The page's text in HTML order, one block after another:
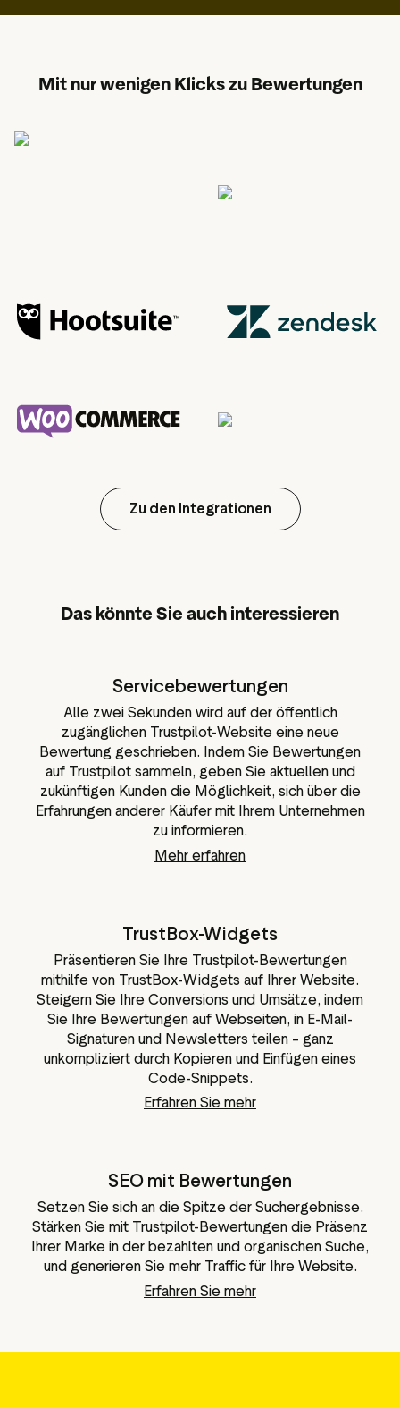
Mit nur wenigen Klicks zu Bewertungen
Zu den Integrationen
Das könnte Sie auch interessieren
Servicebewertungen
Alle zwei Sekunden wird auf der öffentlich
zugänglichen Trustpilot-Website eine neue
Bewertung geschrieben. Indem Sie Bewertungen
auf Trustpilot sammeln, geben Sie aktuellen und
zukünftigen Kunden die Möglichkeit, sich über die
Erfahrungen anderer Käufer mit Ihrem Unternehmen
zu informieren.
Mehr erfahren
TrustBox-Widgets
Präsentieren Sie Ihre Trustpilot-Bewertungen
mithilfe von TrustBox-Widgets auf Ihrer Website.
Steigern Sie Ihre Conversions und Umsätze, indem
Sie Ihre Bewertungen auf Webseiten, in E-Mail-
Signaturen und Newsletters teilen – ganz
unkompliziert durch Kopieren und Einfügen eines
Code-Snippets.
Erfahren Sie mehr
SEO mit Bewertungen
Setzen Sie sich an die Spitze der Suchergebnisse.
Stärken Sie mit Trustpilot-Bewertungen die Präsenz
Ihrer Marke in der bezahlten und organischen Suche,
und generieren Sie mehr Traffic für Ihre Website.
Erfahren Sie mehr